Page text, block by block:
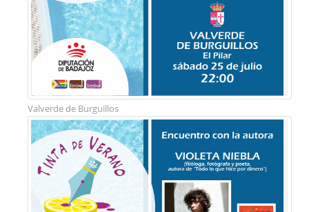
Valverde de Burguillos